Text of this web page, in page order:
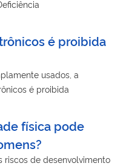
é proibida
usados, a
é proibida
física pode
riscos de desenvolvimento